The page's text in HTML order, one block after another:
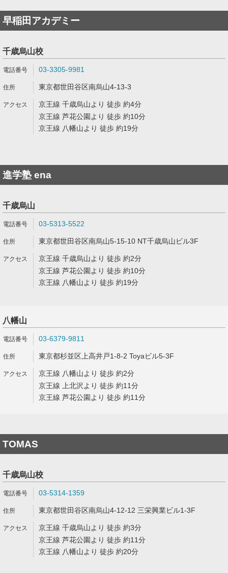
早稲田アカデミー
千歳烏山校
03-3305-9981
東京都世田谷区南烏山4-13-3
京王線 千歳烏山より 徒歩 約4分
京王線 芦花公園より 徒歩 約10分
京王線 八幡山より 徒歩 約19分
進学塾 ena
千歳烏山
03-5313-5522
東京都世田谷区南烏山5-15-10 NT千歳烏山ビル3F
京王線 千歳烏山より 徒歩 約2分
京王線 芦花公園より 徒歩 約10分
京王線 八幡山より 徒歩 約19分
八幡山
03-6379-9811
東京都杉並区上高井戸1-8-2 Toyaビル5-3F
京王線 八幡山より 徒歩 約2分
京王線 上北沢より 徒歩 約11分
京王線 芦花公園より 徒歩 約11分
TOMAS
千歳烏山校
03-5314-1359
東京都世田谷区南烏山4-12-12 三栄興業ビル1-3F
京王線 千歳烏山より 徒歩 約3分
京王線 芦花公園より 徒歩 約11分
京王線 八幡山より 徒歩 約20分